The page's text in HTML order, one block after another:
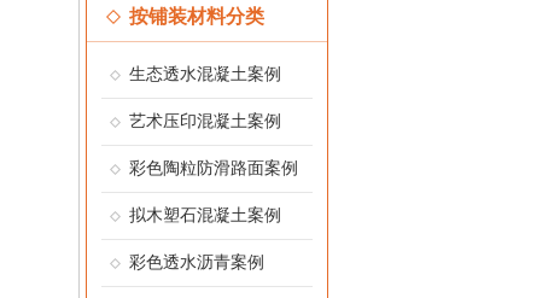
按铺装材料分类
生态透水混凝土案例
艺术压印混凝土案例
彩色陶粒防滑路面案例
拟木塑石混凝土案例
彩色透水沥青案例